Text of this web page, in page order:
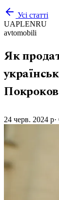
Усі статті
UAPLENRU
avtomobili
Як
24 черв. 2024 р·